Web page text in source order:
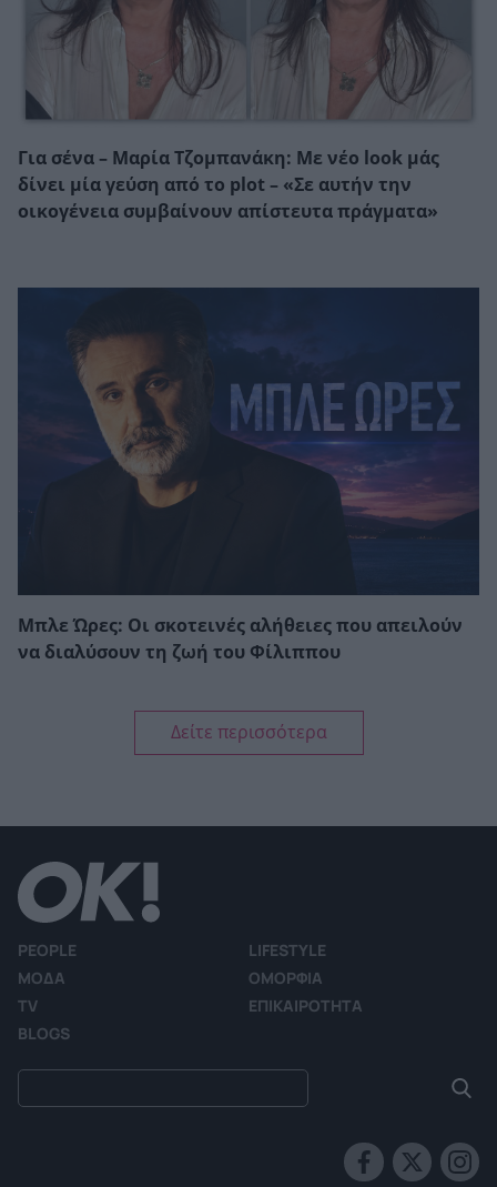
Για σένα – Μαρία Τζομπανάκη: Με νέο look μάς
δίνει μία γεύση από το plot – «Σε αυτήν την
οικογένεια συμβαίνουν απίστευτα πράγματα»
Μπλε Ώρες: Οι σκοτεινές αλήθειες που απειλούν
να διαλύσουν τη ζωή του Φίλιππου
Δείτε περισσότερα
PEOPLE
LIFESTYLE
ΜΟΔΑ
ΟΜΟΡΦΙΑ
TV
ΕΠΙΚΑΙΡΟΤΗΤΑ
BLOGS